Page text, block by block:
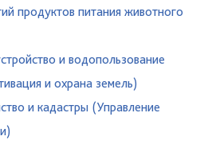
продуктов питания животного
и водопользование
и охрана земель)
и кадастры (Управление